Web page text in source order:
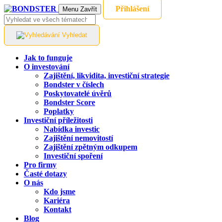
Menu Zavřít Přihlášení
Vyhledat
Jak to funguje
O investování
Zajištění, likvidita, investiční strategie
Bondster v číslech
Poskytovatelé úvěrů
Bondster Score
Poplatky
Investiční příležitosti
Nabídka investic
Zajištění nemovitostí
Zajištění zpětným odkupem
Investiční spoření
Pro firmy
Časté dotazy
O nás
Kdo jsme
Kariéra
Kontakt
Blog